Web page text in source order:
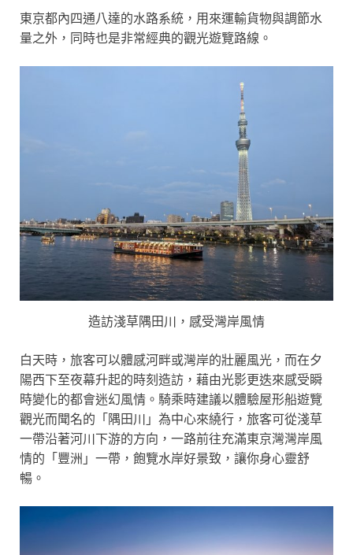
東京都內四通八達的水路系統，用來運輸貨物與調節水
量之外，同時也是非常經典的觀光遊覽路線。
造訪淺草隅田川，感受灣岸風情
白天時，旅客可以體感河畔或灣岸的壯麗風光，而在夕
陽西下至夜幕升起的時刻造訪，藉由光影更迭來感受瞬
時變化的都會迷幻風情。騎乘時建議以體驗屋形船遊覽
觀光而聞名的「隅田川」為中心來繞行，旅客可從淺草
一帶沿著河川下游的方向，一路前往充滿東京灣灣岸風
情的「豐洲」一帶，飽覽水岸好景致，讓你身心靈舒
暢。